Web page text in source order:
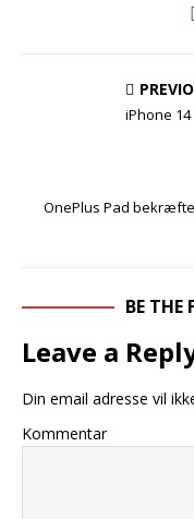
iPhone
OnePlus Pad
BE THE
Leave a
Din email adresse vil
Kommentar